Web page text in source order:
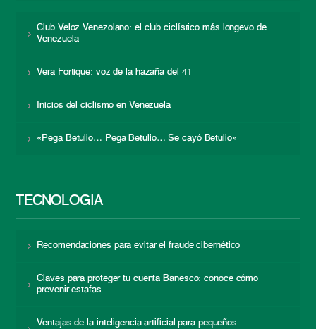
Club Veloz Venezolano: el club ciclístico más longevo de
Venezuela
Vera Fortique: voz de la hazaña del 41
Inicios del ciclismo en Venezuela
«Pega Betulio… Pega Betulio… Se cayó Betulio»
TECNOLOGÍA
Recomendaciones para evitar el fraude cibernético
Claves para proteger tu cuenta Banesco: conoce cómo
prevenir estafas
Ventajas de la inteligencia artificial para pequeños